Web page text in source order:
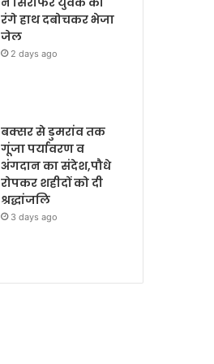
रंगे हाथ दबोचकर भेजा
जेल
2 days ago
बक्सर से डुमरांव तक
गूंजा पर्यावरण व
अंगदान का संदेश,पौधे
रोपकर शहीदों को दी
श्रद्धांजलि
3 days ago